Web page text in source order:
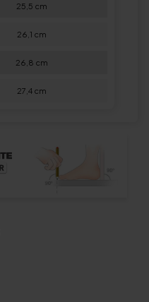
25,5 cm
26,1 cm
26,8 cm
27,4 cm